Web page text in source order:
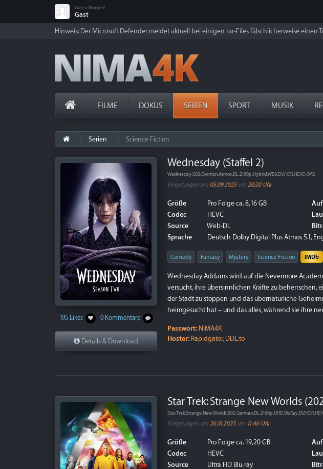
Guten Morgen!
Gast
Hinweis: Der Microsoft Defender meldet aktuell bei einigen rar-Files fälschlicherweise einen
FILME DOKUS SERIEN SPORT MUSIK
Serien Science Fiction
195 Likes 0 Kommentare
Details & Download
Wednesday (Staffel 2)
Wednesday.S02.German.Atmos.DL.2160p.Hybrid.WEB.DV.HDR.HEVC-QfG
Eingetragen am 05.09.2025um 20:20 Uhr
Größe
Pro Folge ca. 8,16 GB
Codec
HEVC
Source
Web-DL
Sprache
Deutsch Dolby Digital Plus Atmos 5.1,
Comedy Fantasy Mystery Science Fiction IMDb
Wednesday Addams wird auf die Nevermore
versucht, ihre übersinnlichen Kräfte zu beherrschen,
der Stadt zu stoppen und das übernatürliche
heimgesucht hat – und das alles, während sie ihre
Passwort: NIMA4K
Hoster: Rapidgator, DDL.to
Star Trek: Strange New Worlds
Eingetragen am 26.01.2025um 11:46 Uhr
Größe
Pro Folge ca. 19,20 GB
Codec
HEVC
Source
Ultra HD Blu-ray